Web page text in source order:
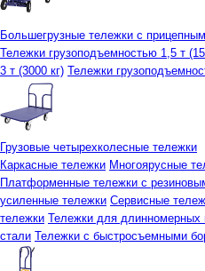
Большегрузные тележки с
Тележки грузоподъемностью 1,5 т
3 т (3000 кг) Тележки
Грузовые четырехколесные тележки
Каркасные тележки Многоярусные
Платформенные тележки с
усиленные тележки Сервисные
тележки Тележки для длинномерных
стали Тележки с быстросъемными